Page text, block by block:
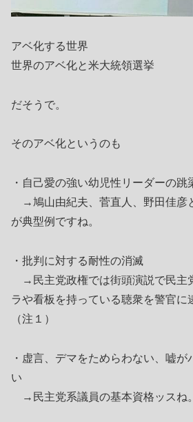
アベ化する世界
世界のアベ化と米大統領選挙
だそうで。
そのアベ化というのも
・自己愛の強い幼児性リーダーの跳
→鳩山由紀夫、菅直人、野田佳彦
が典型例ですね。
・批判に対する耐性の消滅
→民主党政権では街頭演説で民主
ラや看板を持っている聴衆を警官に
（注１）
・虚言、デマをためらわない、嘘
い
→民主党系議員の基本資格ッスね。